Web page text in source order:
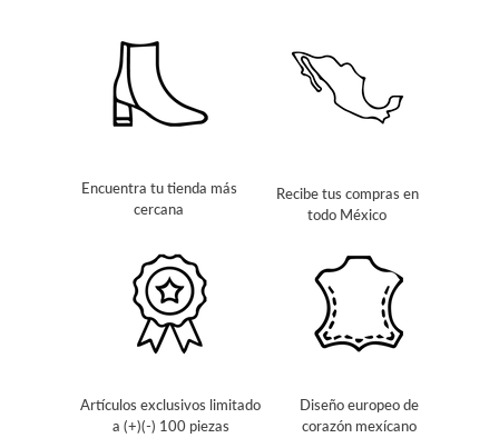
Encuentra tu tienda más
cercana
Recibe tus compras en
todo México
Artículos exclusivos limitado
a (+)(-) 100 piezas
Diseño europeo de
corazón mexícano